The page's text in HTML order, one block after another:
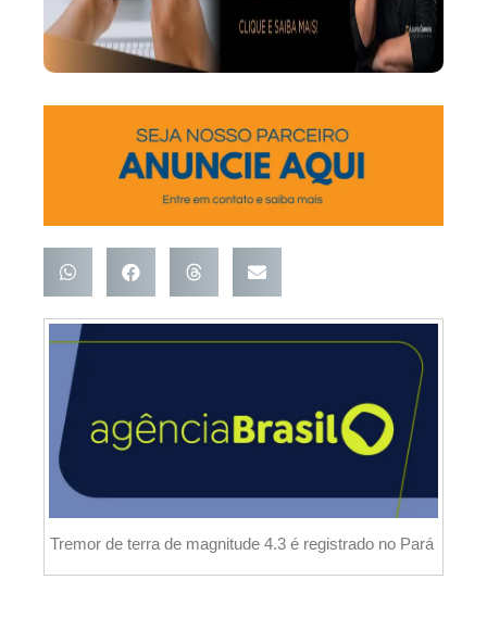
Tremor de terra de magnitude 4.3 é registrado no Pará